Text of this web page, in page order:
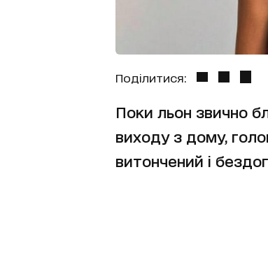
Поділитися:
Поки льон звично
виходу з дому,
витончений і